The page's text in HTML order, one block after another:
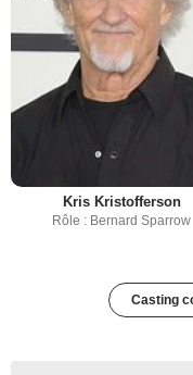
Kris Kristofferson
Rôle : Bernard Sparrow
Casting